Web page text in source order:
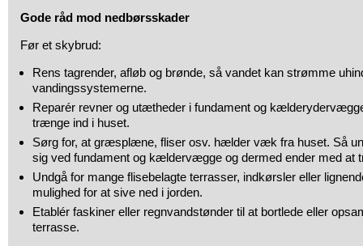
Gode råd mod nedbørsskader
Før et skybrud:
Rens tagrender, afløb og brønde, så vandet kan strømme
vandingssystemerne.
Reparér revner og utætheder i fundament og
trænge ind i huset.
Sørg for, at græsplæne, fliser osv. hælder væk fra huset. Så
sig ved fundament og kældervægge og dermed ender med at
Undgå for mange flisebelagte terrasser, indkørsler eller
mulighed for at sive ned i jorden.
Etablér faskiner eller regnvandstønder til at bortlede eller
terrasse.